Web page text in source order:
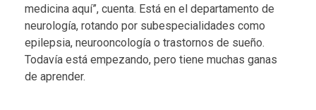
medicina aquí”, cuenta. Está en el departamento de
neurología, rotando por subespecialidades como
epilepsia, neurooncología o trastornos de sueño.
Todavía está empezando, pero tiene muchas ganas
de aprender.